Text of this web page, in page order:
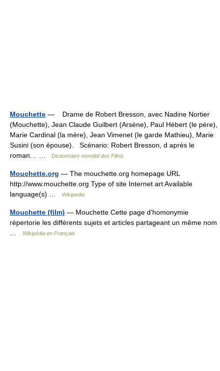
Mouchette — Drame de Robert Bresson, avec Nadine Nortier
(Mouchette), Jean Claude Guilbert (Arsène), Paul Hébert (le père),
Marie Cardinal (la mère), Jean Vimenet (le garde Mathieu), Marie
Susini (son épouse). Scénario: Robert Bresson, d après le
roman… …
Dictionnaire mondial des Films
Mouchette.org — The mouchette.org homepage URL
http://www.mouchette.org Type of site Internet art Available
language(s) …
Wikipedia
Mouchette (film) — Mouchette Cette page d’homonymie
répertorie les différents sujets et articles partageant un même nom
…
Wikipédia en Français